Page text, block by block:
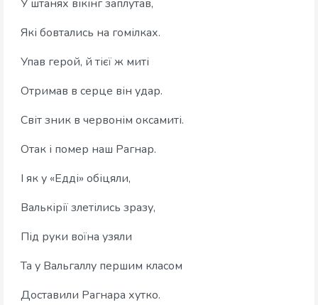
У штанях вікінг заплутав,
Які бовтались на гомілках.
Упав герой, й тієї ж миті
Отримав в серце він удар.
Світ зник в червонім оксамиті.
Отак і помер наш Рагнар.
І як у «Едді» обіцяли,
Валькірії злетілись зразу,
Під руки воїна узяли
Та у Вальгаллу першим класом
Доставили Рагнара хутко.